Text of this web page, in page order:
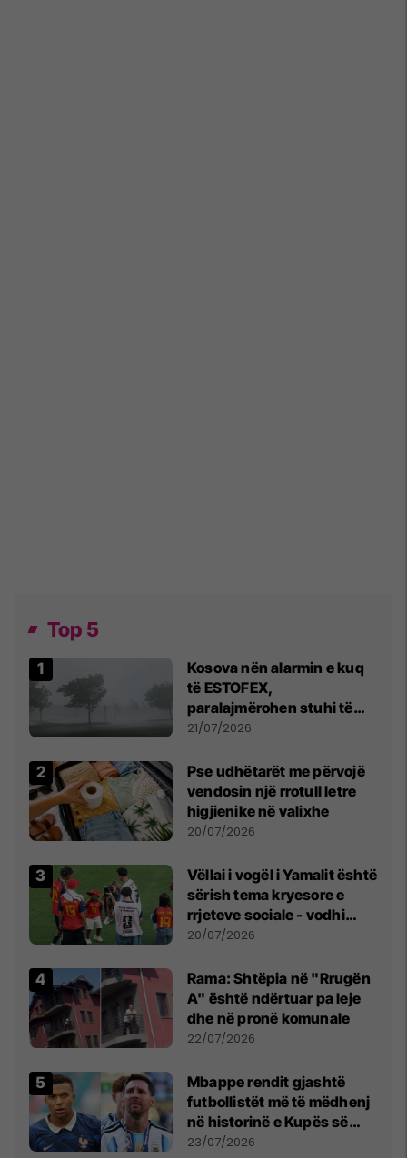
Top 5
Kosova nën alarmin e kuq
të ESTOFEX,
paralajmërohen stuhi të
fuqishme me breshër dhe
21/07/2026
Pse udhëtarët me përvojë
vendosin një rrotull letre
higjienike në valixhe
20/07/2026
Vëllai i vogël i Yamalit është
sërish tema kryesore e
rrjeteve sociale - vodhi
vëmendjen pas finales së
20/07/2026
Rama: Shtëpia në "Rrugën
A" është ndërtuar pa leje
dhe në pronë komunale
22/07/2026
Mbappe rendit gjashtë
futbollistët më të mëdhenj
në historinë e Kupës së
Botës, Messi mbetet i dyti
23/07/2026